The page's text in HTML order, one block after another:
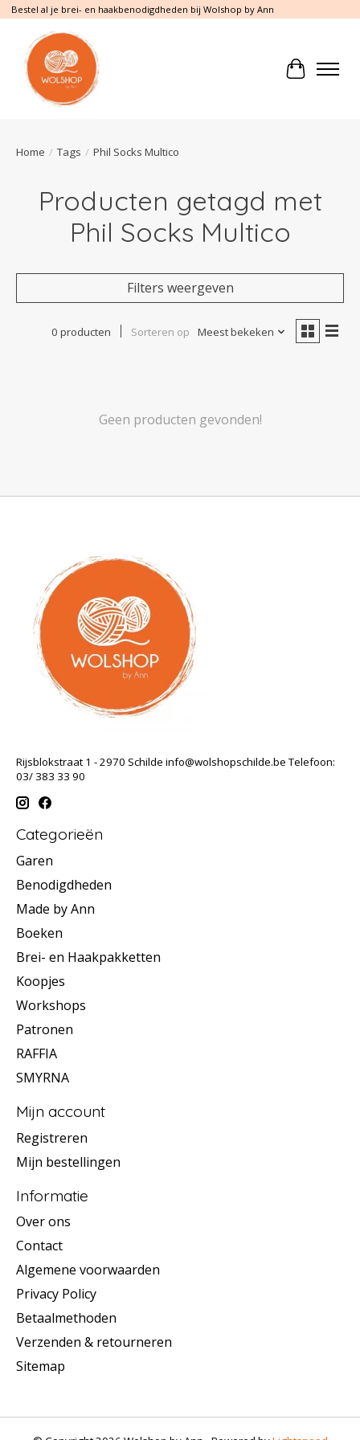
Bestel al je brei- en haakbenodigdheden bij Wolshop by Ann
Home / Tags / Phil Socks Multico
Producten getagd met
Phil Socks Multico
Filters weergeven
0 producten Sorteren op Meest bekeken
Geen producten gevonden!
Rijsblokstraat 1 - 2970 Schilde info@wolshopschilde.beTelefoon:
03/ 383 33 90
Categorieën
Garen
Benodigdheden
Made by Ann
Boeken
Brei- en Haakpakketten
Koopjes
Workshops
Patronen
RAFFIA
SMYRNA
Mijn account
Registreren
Mijn bestellingen
Informatie
Over ons
Contact
Algemene voorwaarden
Privacy Policy
Betaalmethoden
Verzenden & retourneren
Sitemap